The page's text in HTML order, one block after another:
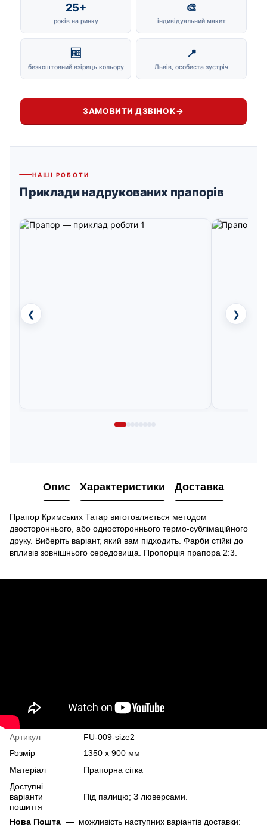
25+
років на ринку
🎨
індивідуальний макет
🆓
безкоштовний взірець кольору
📍
Львів, особиста зустріч
ЗАМОВИТИ ДЗВІНОК→
НАШІ РОБОТИ
Приклади надрукованих прапорів
❮ ❯
Опис Характеристики Доставка
Прапор Кримських Татар виготовляється методом
двостороннього, або одностороннього термо-сублімаційного
друку. Виберіть варіант, який вам підходить. Фарби стійкі до
впливів зовнішнього середовища. Пропорція прапора 2:3.
Артикул
FU-009-size2
Розмір
1350 х 900 мм
Матеріал
Прапорна сітка
Доступні
варіанти
пошиття
Під палицю; З люверсами.
Нова Пошта — можливість наступних варіантів доставки: